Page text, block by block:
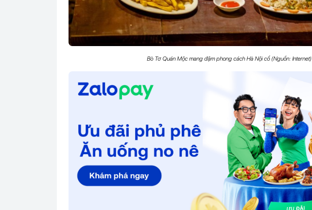
Bò Tơ Quán Mộc mang đậm phong cách Hà Nội cổ (Nguồn: Internet)